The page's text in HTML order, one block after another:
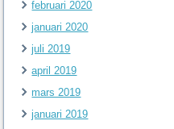
februari 2020
januari 2020
juli 2019
april 2019
mars 2019
januari 2019